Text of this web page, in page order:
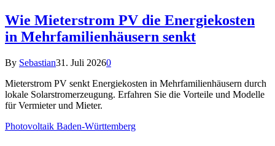
Wie Mieterstrom PV die Energiekosten
in Mehrfamilienhäusern senkt
By Sebastian31. Juli 20260
Mieterstrom PV senkt Energiekosten in Mehrfamilienhäusern durch
lokale Solarstromerzeugung. Erfahren Sie die Vorteile und Modelle
für Vermieter und Mieter.
Photovoltaik Baden-Württemberg